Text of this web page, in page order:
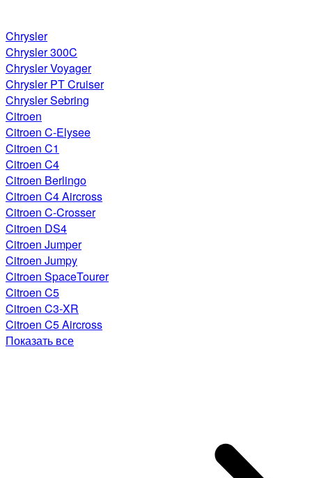
Chrysler
Chrysler 300C
Chrysler Voyager
Chrysler PT Cruiser
Chrysler Sebring
Citroen
Citroen C-Elysee
Citroen C1
Citroen C4
Citroen Berlingo
Citroen C4 Aircross
Citroen C-Crosser
Citroen DS4
Citroen Jumper
Citroen Jumpy
Citroen SpaceTourer
Citroen C5
Citroen C3-XR
Citroen C5 Aircross
Показать все